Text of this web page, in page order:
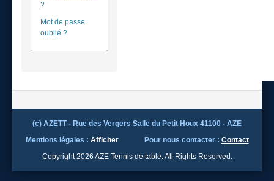
?
Mot de passe
oublié ?
(c) AZETT - Rue des Vergers Salle du Petit Houx 41100 - AZE
Mentions légales : Afficher Pour nous contacter : Contact
Copyright 2026 AZE Tennis de table. All Rights Reserved.